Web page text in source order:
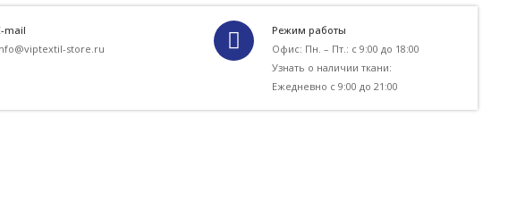
mail
store.ru
Режим работы
Офис: Пн. – Пт.: с 9:00 до 18:00
Узнать о наличии ткани:
Ежедневно с 9:00 до 21:00